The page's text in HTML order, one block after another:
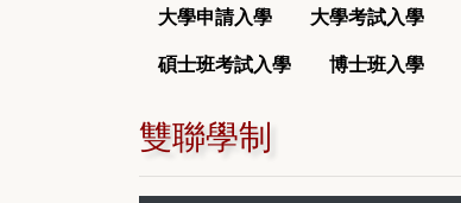
大學申請入學 大學考試入學
碩士班考試入學 博士班入學
雙聯學制